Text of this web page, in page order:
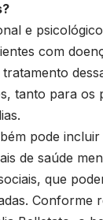
e
com
tanto para os
pode
de saúde
que
Conforme